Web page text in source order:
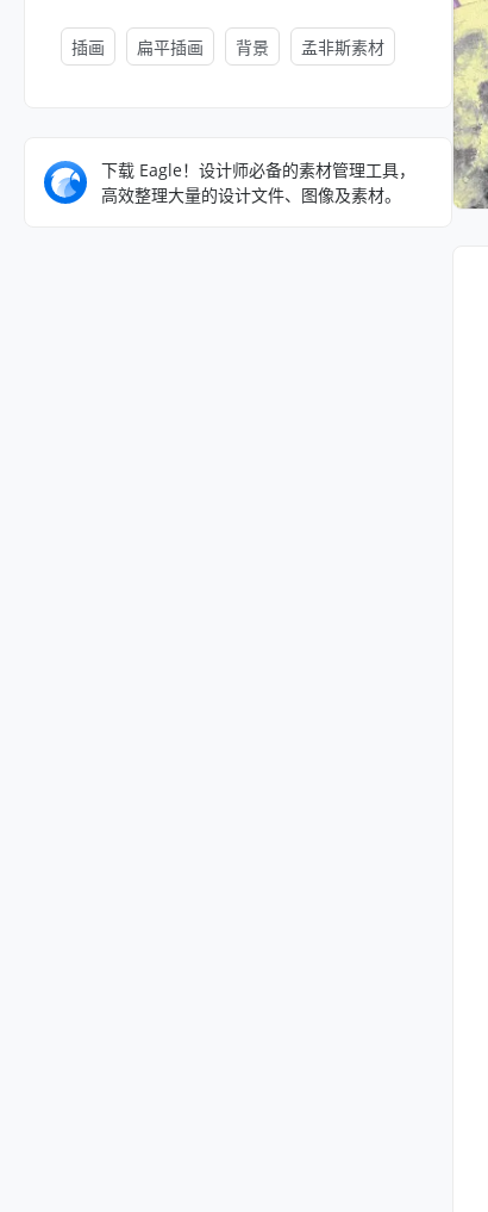
插画 扁平插画 背景 孟非斯素材
下载 Eagle！设计师必备的素材管理工具，
高效整理大量的设计文件、图像及素材。